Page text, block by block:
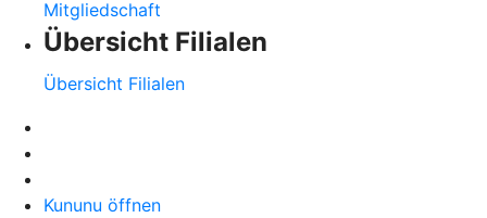
Mitgliedschaft
Übersicht Filialen
Übersicht Filialen
Kununu öffnen